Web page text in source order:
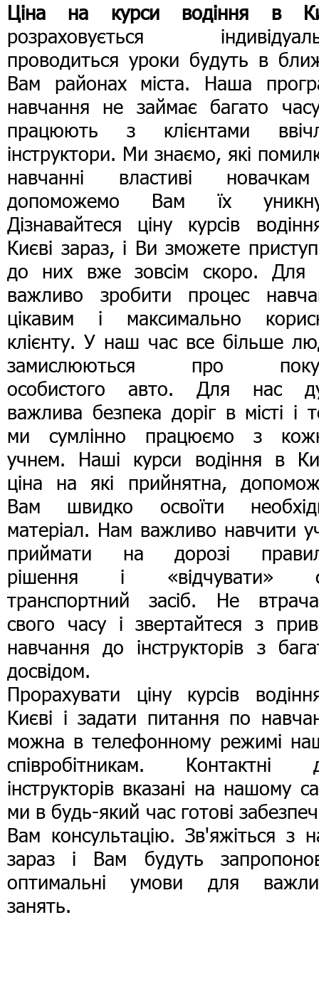
Ціна на курси водіння в
розраховується
проводиться уроки будуть в
Вам районах міста. Наша
навчання не займає багато
працюють з клієнтами
інструктори. Ми знаємо, які
навчанні властиві
допоможемо Вам їх
Дізнавайтеся ціну курсів
Києві зараз, і Ви зможете
до них вже зовсім скоро. Для
важливо зробити процес
цікавим і максимально
клієнту. У наш час все більше
замислюються про
особистого авто. Для нас
важлива безпека доріг в місті і
ми сумлінно працюємо з
учнем. Наші курси водіння в
ціна на які прийнятна,
Вам швидко освоїти
матеріал. Нам важливо навчити
приймати на дорозі
рішення і «відчувати»
транспортний засіб. Не
свого часу і звертайтеся з
навчання до інструкторів з
досвідом.
Прорахувати ціну курсів
Києві і задати питання по
можна в телефонному режимі
співробітникам. Контактні
інструкторів вказані на нашому
ми в будь-який час готові
Вам консультацію. Зв'яжіться з
зараз і Вам будуть
оптимальні умови для
занять.